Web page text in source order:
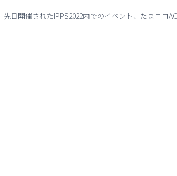
先日開催されたIPPS2022内でのイベント、たまニコ